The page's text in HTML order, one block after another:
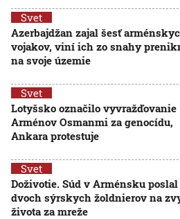
Svet
Azerbajdžan zajal šesť
vojakov, viní ich zo snahy
na svoje územie
Svet
Lotyšsko označilo vyvražďovanie
Arménov Osmanmi za genocídu,
Ankara protestuje
Svet
Doživotie. Súd v Arménsku poslal
dvoch sýrskych žoldnierov na
života za mreže